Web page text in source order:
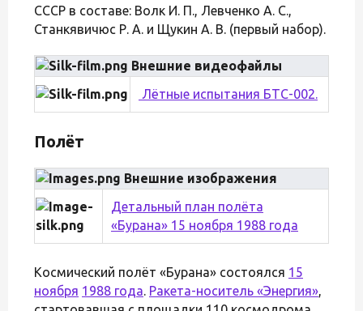
СССР в составе: Волк И. П., Левченко А. С.,
Станкявичюс Р. А. и Щукин А. В. (первый набор).
Внешние видеофайлы
Лётные испытания БТС-002.
Полёт
Внешние изображения
Детальный план полёта
«Бурана» 15 ноября 1988 года
Космический полёт «Бурана» состоялся 15
ноября 1988 года. Ракета-носитель «Энергия»,